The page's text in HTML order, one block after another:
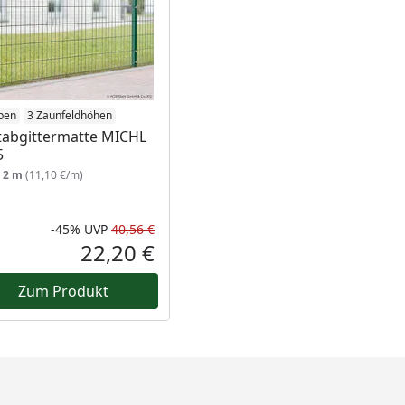
Preis
3 Zaunfeldhöhen
MICHL
2 m (11,10 €/m)
Rabatt in Prozent
-45%
Ursprünglicher Preis
UVP 40,56 €
Aktueller Preis
22,20 €
Zum Produkt